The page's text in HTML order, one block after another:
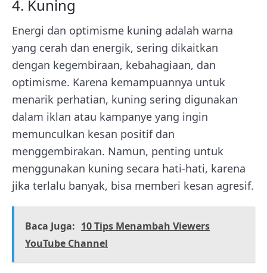
4. Kuning
Energi dan optimisme kuning adalah warna
yang cerah dan energik, sering dikaitkan
dengan kegembiraan, kebahagiaan, dan
optimisme. Karena kemampuannya untuk
menarik perhatian, kuning sering digunakan
dalam iklan atau kampanye yang ingin
memunculkan kesan positif dan
menggembirakan. Namun, penting untuk
menggunakan kuning secara hati-hati, karena
jika terlalu banyak, bisa memberi kesan agresif.
Baca Juga: 10 Tips Menambah Viewers
YouTube Channel